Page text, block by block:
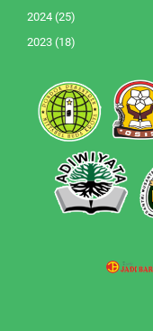
2024 (25)
2023 (18)